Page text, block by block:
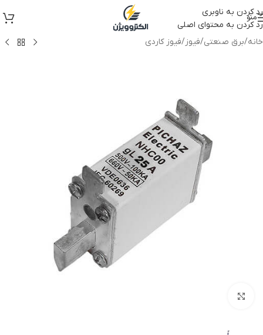
رد کردن به ناوبری
رد کردن به محتوای اصلی
منو
خانه/برق صنعتی/فیوز/فیوز کاردی